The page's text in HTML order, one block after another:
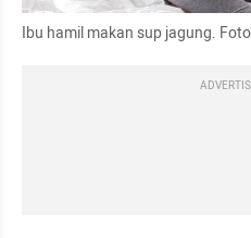
Ibu hamil makan sup jagung.